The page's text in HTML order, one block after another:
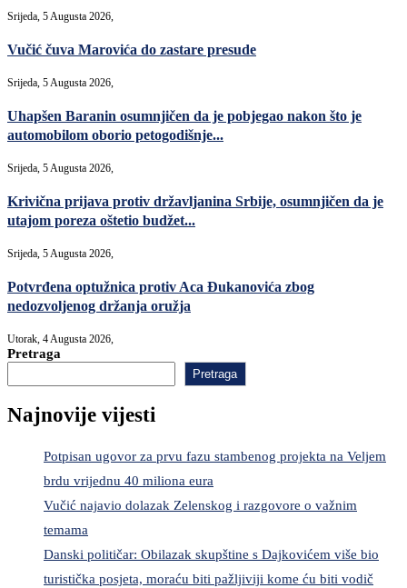
Srijeda, 5 Augusta 2026,
Vučić čuva Marovića do zastare presude
Srijeda, 5 Augusta 2026,
Uhapšen Baranin osumnjičen da je pobjegao nakon što je
automobilom oborio petogodišnje...
Srijeda, 5 Augusta 2026,
Krivična prijava protiv državljanina Srbije, osumnjičen da je
utajom poreza oštetio budžet...
Srijeda, 5 Augusta 2026,
Potvrđena optužnica protiv Aca Đukanovića zbog
nedozvoljenog držanja oružja
Utorak, 4 Augusta 2026,
Pretraga
Pretraga
Najnovije vijesti
Potpisan ugovor za prvu fazu stambenog projekta na Veljem
brdu vrijednu 40 miliona eura
Vučić najavio dolazak Zelenskog i razgovore o važnim
temama
Danski političar: Obilazak skupštine s Dajkovićem više bio
turistička posjeta, moraću biti pažljiviji kome ću biti vodič